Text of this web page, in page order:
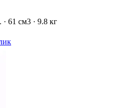
· 61 см3 · 9.8 кг